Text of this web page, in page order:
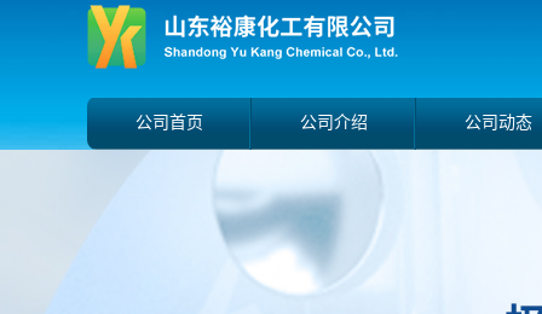
公司首页 公司介绍 公司动态